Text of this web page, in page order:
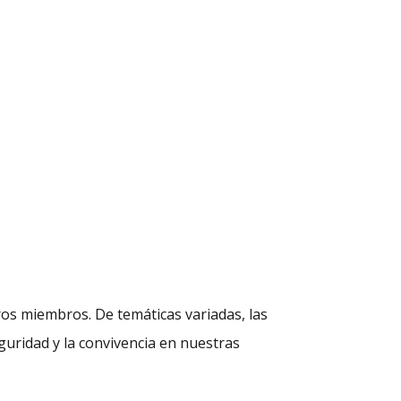
miembros. De temáticas variadas, las
y la convivencia en nuestras